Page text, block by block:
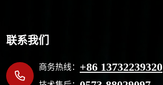
联系我们
商务热线： +86 13732239320